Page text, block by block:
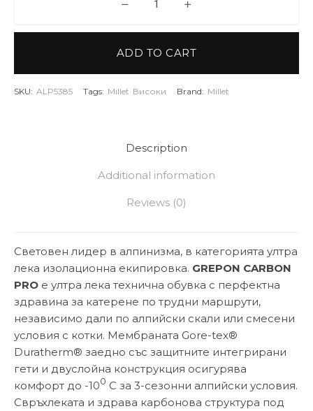
Обувки GREPON CARBON
ADD TO CART
SKU: ALP5385 Tags: Millet Високи Brand: Millet
Description
Additional information
Reviews (0)
Световен лидер в алпинизма, в категорията ултра
лека изолационна екипировка. GREPON CARBON
PRO е ултра лека технична обувка с перфектна
здравина за катерене по трудни маршрути,
независимо дали по алпийски скали или смесени
условия с котки. Мембраната Gore-tex®
Duratherm® заедно със защитните интегрирани
гети и двуслойна конструкция осигурява
комфорт до -100 С за 3-сезонни алпийски условия.
Свръхлеката и здрава карбонова структура под